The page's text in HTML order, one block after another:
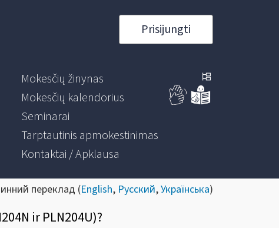
Prisijungti
Mokesčių žinynas
Mokesčių kalendorius
Seminarai
Tarptautinis apmokestinimas
Kontaktai / Apklausa
переклад (English, Русский,Українська)
ir PLN204U)?